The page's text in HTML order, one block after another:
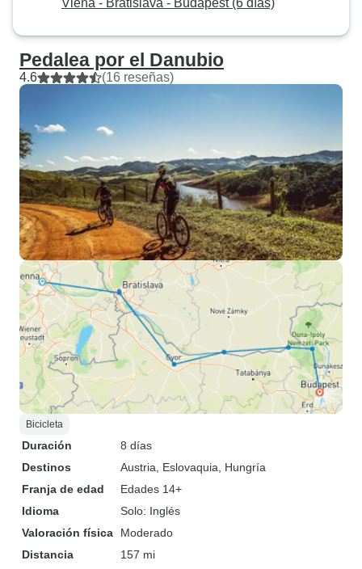
Viena - Bratislava - Budapest (6 días)
Pedalea por el Danubio
4.6 (16 reseñas)
Bicicleta
Duración
8 días
Destinos
Austria , Eslovaquia , Hungría
Franja de edad
Edades 14+
Idioma
Solo: Inglés
Valoración física
Moderado
Distancia
157 mi